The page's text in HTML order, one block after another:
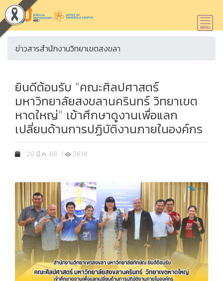
ข่าวสารสำนักงานวิทยาเขตสงขลา
ยินดีต้อนรับ "คณะศิลปศาสตร์
มหาวิทยาลัยสงขลานครินทร์ วิทยาเขต
หาดใหญ่" เข้าศึกษาดูงานเพื่อแลก
เปลี่ยนด้านการปฏิบัติงานภายในองค์กร
20 มี.ค. 68 / 2614